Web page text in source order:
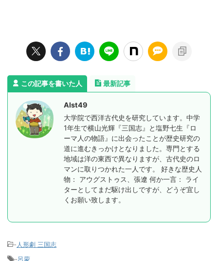
この記事を書いた人 最新記事
Alst49
大学院で西洋古代史を研究しています。中学
1年生で横山光輝『三国志』と塩野七生『ロ
ーマ人の物語』に出会ったことが歴史研究の
道に進むきっかけとなりました。専門とする
地域は洋の東西で異なりますが、古代史のロ
マンに取りつかれた一人です。 好きな歴史人
物： アウグストゥス、張遼 何か一言： ライ
ターとしてまだ駆け出しですが、どうぞ宜し
くお願い致します。
- 人形劇 三国志
-呂蒙